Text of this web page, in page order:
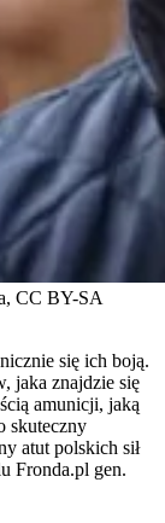
CC BY-SA
się ich boją.
jaka znajdzie się
amunicji, jaką
skuteczny
atut polskich sił
Fronda.pl gen.